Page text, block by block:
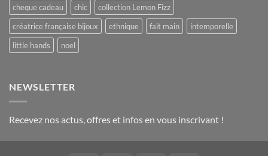
cheque cadeau
chic
collection Lemon Fizz
créatrice française bijoux
ethnique fait main
intemporelle
little hands
noel
NEWSLETTER
Recevez nos actus, offres et infos en vous inscrivant !